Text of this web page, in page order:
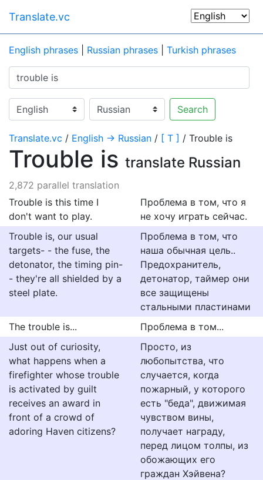
Translate.vc
English phrases Russian phrases Turkish phrases
Search
Translate.vc / English → Russian / [ T ] / Trouble is
Trouble is translate Russian
2,872 parallel translation
Trouble is this time I
don't want to play.
Проблема в том, что я
не хочу играть сейчас.
Trouble is, our usual
targets- - the fuse, the
detonator, the timing pin-
- they're all shielded by a
steel plate.
Проблема в том, что
наша обычная цель..
Предохранитель,
детонатор, таймер они
все защищены
стальными пластинами
The trouble is...
Проблема в том...
Just out of curiosity,
what happens when a
firefighter whose trouble
is activated by guilt
receives an award in
front of a crowd of
adoring Haven citizens?
Просто, из
любопытства, что
случается, когда
пожарный, у которого
есть "беда", движимая
чувством вины,
получает награду,
перед лицом толпы, из
обожающих его
граждан Хэйвена?